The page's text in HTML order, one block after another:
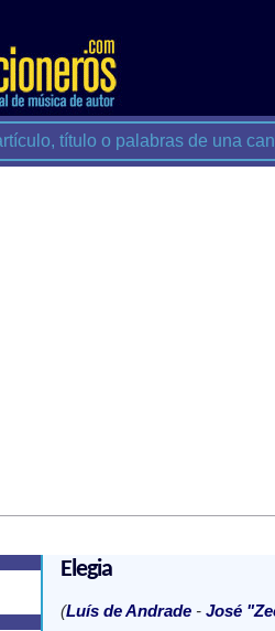
Elegia
(Luís de Andrade- José